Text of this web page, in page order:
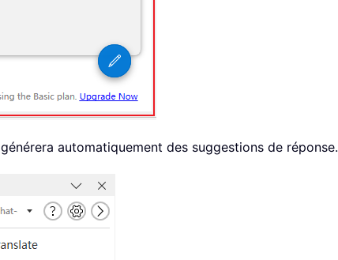
générera automatiquement des suggestions de réponse.